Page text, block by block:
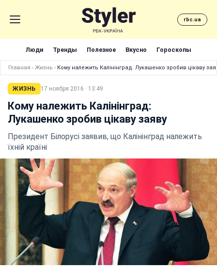
rbc.ua
Люди Тренды Полезное Вкусно Гороскопы
Главная › Жизнь › Кому належить Калінінград: Лукашенко зробив цікаву
ЖИЗНЬ 17 ноября 2016 · 13:49
Кому належить Калінінград:
Лукашенко зробив цікаву заяву
Президент Білорусі заявив, що Калінінград належить
їхній країні